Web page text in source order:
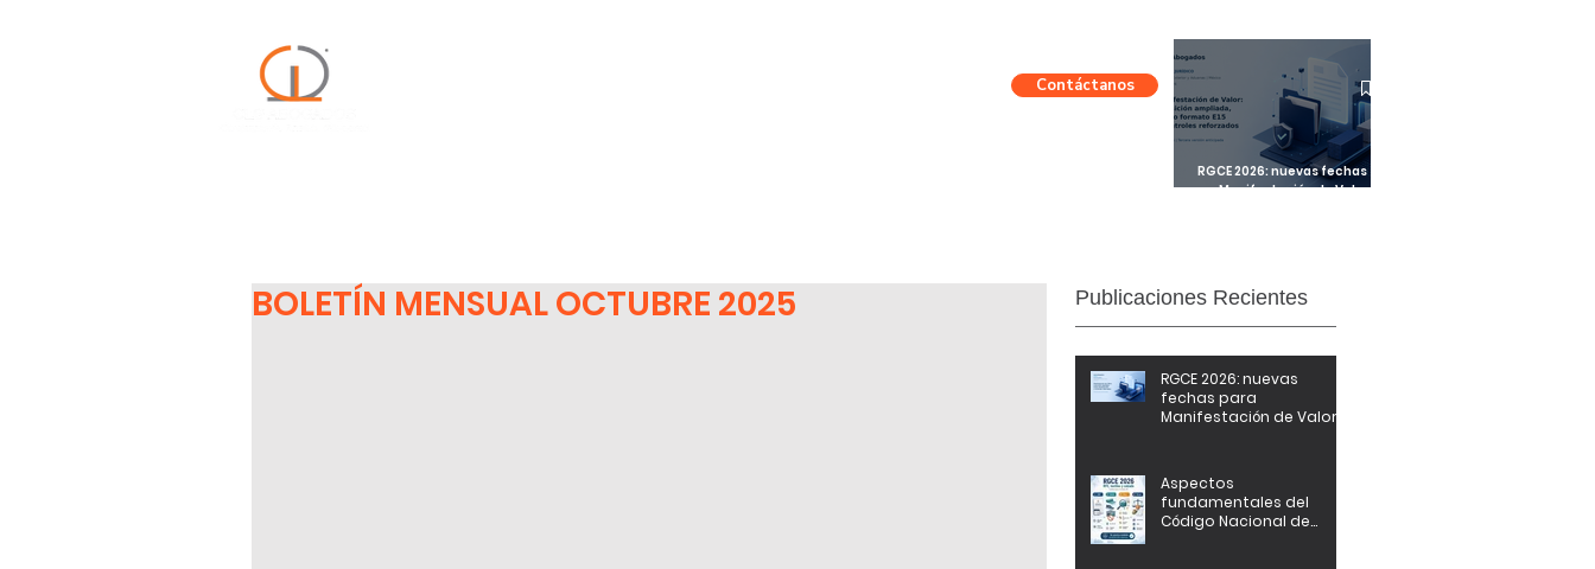
Contáctanos
RGCE 2026: nuevas fechas
para Manifestación de Valor y
BOLETÍN MENSUAL OCTUBRE 2025 Publicaciones Recientes
RGCE 2026: nuevas
fechas para
Manifestación de Valor y
Aspectos
fundamentales del
Código Nacional de